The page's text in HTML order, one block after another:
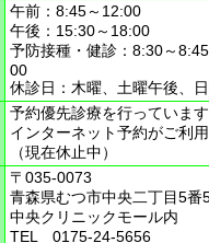
午前：8:45～12:00
午後：15:30～18:00
予防接種・健診：8:30～
00
休診日：木曜、土曜午後、
予約優先診療を行っています
インターネット予約がご利用
（現在休止中）
〒035-0073
青森県むつ市中央二丁目5番
中央クリニックモール内
TEL 0175-24-5656